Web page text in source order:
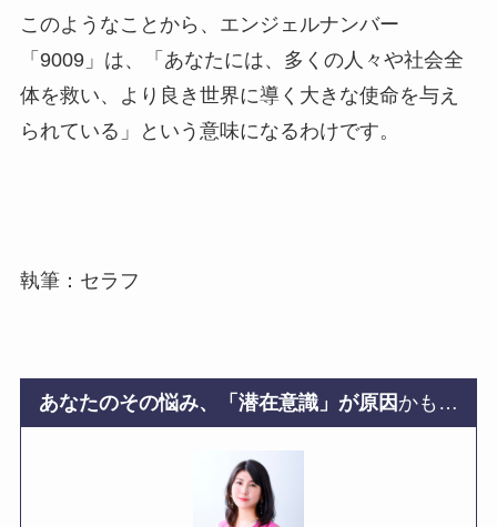
このようなことから、エンジェルナンバー
「9009」は、「あなたには、多くの人々や社会全
体を救い、より良き世界に導く大きな使命を与え
られている」という意味になるわけです。
執筆：セラフ
あなたのその悩み、「潜在意識」が原因 かも…